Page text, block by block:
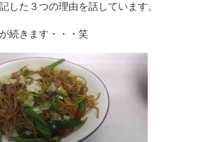
した３つの理由を話しています。
続きます・・・笑